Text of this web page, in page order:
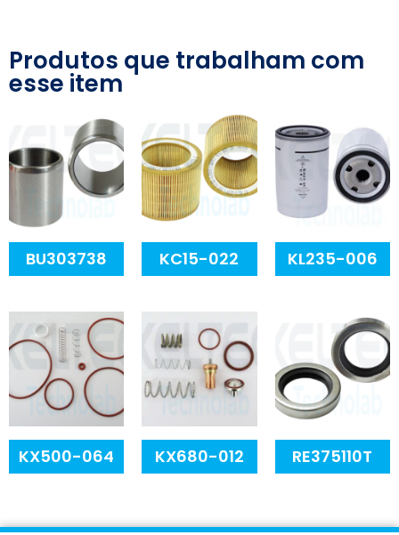
Produtos que trabalham com
esse item
BU303738 KC15-022 KL235-006
KX500-064 KX680-012 RE375110T